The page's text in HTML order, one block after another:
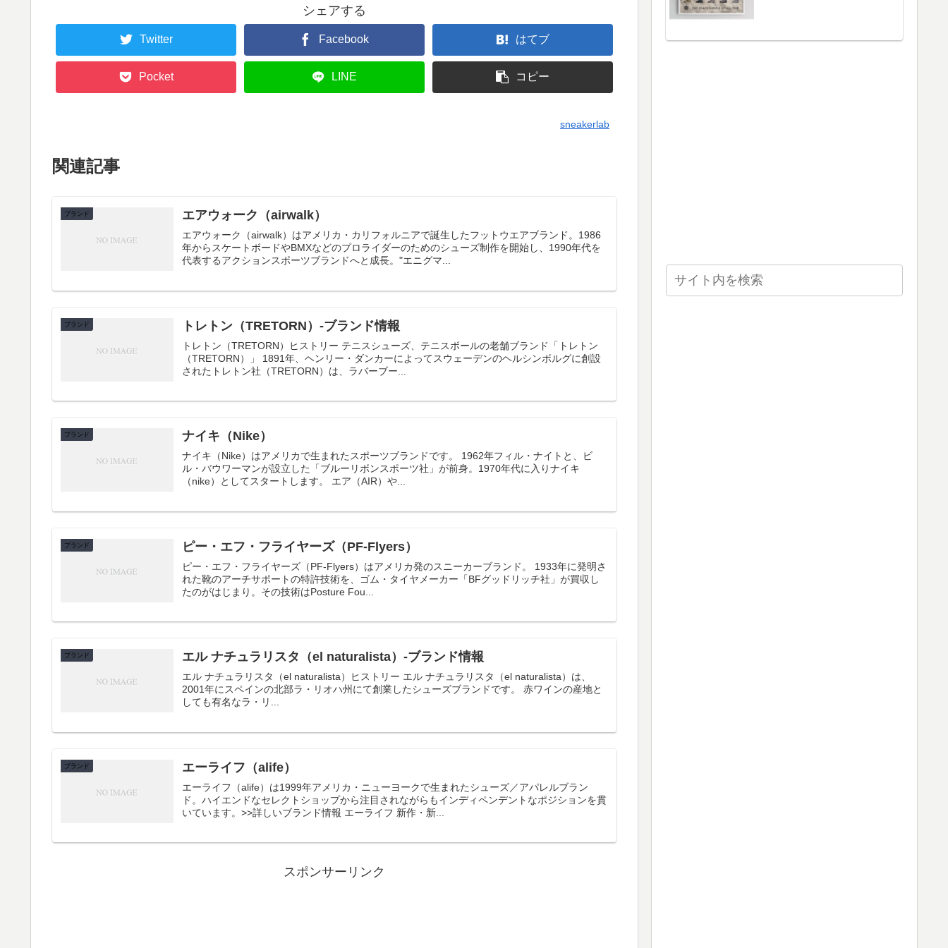
シェアする
Twitter Facebook はてブ
Pocket LINE コピー
sneakerlab
関連記事
ブランド エアウォーク（airwalk）
エアウォーク（airwalk）はアメリカ・カリフォルニアで誕生したフットウエアブランド。1986
年からスケートボードやBMXなどのプロライダーのためのシューズ制作を開始し、1990年代を
代表するアクションスポーツブランドへと成長。"エニグマ...
ブランド トレトン（TRETORN）-ブランド情報
トレトン（TRETORN）ヒストリー テニスシューズ、テニスボールの老舗ブランド「トレトン
（TRETORN）」 1891年、ヘンリー・ダンカーによってスウェーデンのヘルシンボルグに創設
されたトレトン社（TRETORN）は、ラバーブー...
ブランド ナイキ（Nike）
ナイキ（Nike）はアメリカで生まれたスポーツブランドです。 1962年フィル・ナイトと、ビ
ル・バウワーマンが設立した「ブルーリボンスポーツ社」が前身。1970年代に入りナイキ
（nike）としてスタートします。 エア（AIR）や...
ブランド ピー・エフ・フライヤーズ（PF-Flyers）
ピー・エフ・フライヤーズ（PF-Flyers）はアメリカ発のスニーカーブランド。 1933年に発明さ
れた靴のアーチサポートの特許技術を、ゴム・タイヤメーカー「BFグッドリッチ社」が買収し
たのがはじまり。その技術はPosture Fou...
ブランド エル ナチュラリスタ（el naturalista）-ブランド情報
エル ナチュラリスタ（el naturalista）ヒストリー エル ナチュラリスタ（el naturalista）は、
2001年にスペインの北部ラ・リオハ州にて創業したシューズブランドです。 赤ワインの産地と
しても有名なラ・リ...
ブランド エーライフ（alife）
エーライフ（alife）は1999年アメリカ・ニューヨークで生まれたシューズ／アパレルブラン
ド。ハイエンドなセレクトショップから注目されながらもインディペンデントなポジションを貫
いています。>>詳しいブランド情報 エーライフ 新作・新...
スポンサーリンク